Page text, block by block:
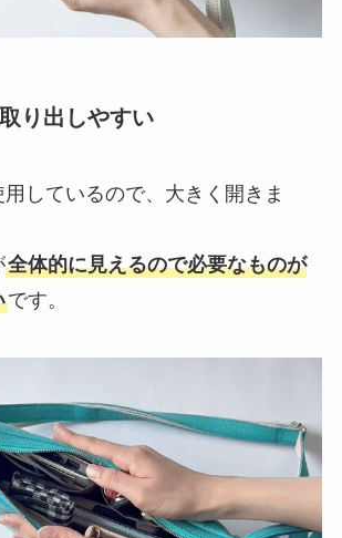
り出しやすい
しているので、大きく開きま
全体的に見えるので必要なものが
です。